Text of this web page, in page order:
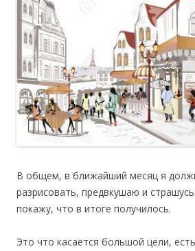
В общем, в ближайший месяц я
разрисовать, предвкушаю и страшусь.
покажу, что в итоге получилось.
Это что касается большой цели,